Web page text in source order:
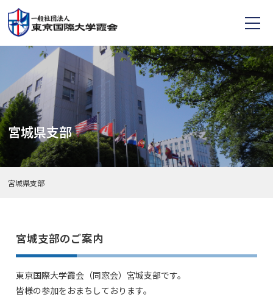
宮城県支部
宮城県支部
宮城支部のご案内
東京国際大学霞会（同窓会）宮城支部です。
皆様の参加をおまちしております。